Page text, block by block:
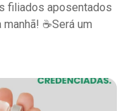
filiados aposentados
☕Será um